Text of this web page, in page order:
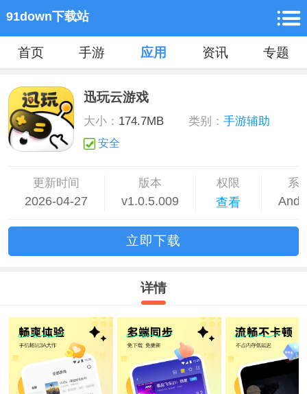
91down下载站
首页 手游 应用 资讯 专题
迅玩云游戏
大小： 174.7MB 类别： 手游辅助
安全
更新时间
2026-04-27
版本
v1.0.5.009
权限
查看
系
立即下载
详情